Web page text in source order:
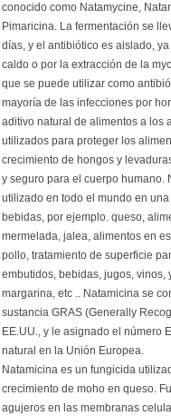
conocido como Natamycine,
Pimaricina. La fermentación se
días, y el antibiótico es aislado,
caldo o por la extracción de la
que se puede utilizar como
mayoría de las infecciones por
aditivo natural de alimentos a los
utilizados para proteger los
crecimiento de hongos y
y seguro para el cuerpo humano.
utilizado en todo el mundo en
bebidas, por ejemplo. queso,
mermelada, jalea, alimentos en
pollo, tratamiento de superficie
embutidos, bebidas, jugos, vinos,
margarina, etc .. Natamicina se
sustancia GRAS (Generally
EE.UU., y le asignado el número
natural en la Unión Europea.
Natamicina es un fungicida
crecimiento de moho en queso.
agujeros en las membranas